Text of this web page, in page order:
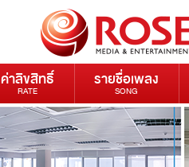
ค่าลิขสิทธิ์
RATE
รายชื่อเพลง
SONG